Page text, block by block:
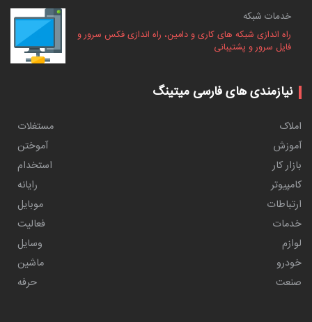
خدمات شبکه
راه اندازی شبکه های کاری و دامین، راه اندازی فکس سرور و
فایل سرور و پشتیبانی
نیازمندی های فارسی میتینگ
املاک
مستغلات
آموزش
آموختن
بازار کار
استخدام
کامپیوتر
رایانه
ارتباطات
موبایل
خدمات
فعالیت
لوازم
وسایل
خودرو
ماشین
صنعت
حرفه